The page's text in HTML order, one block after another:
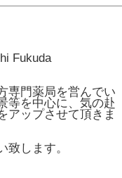
Fukuda
専門薬局を営んでい
等を中心に、気の赴
アップさせて頂きま
致します。